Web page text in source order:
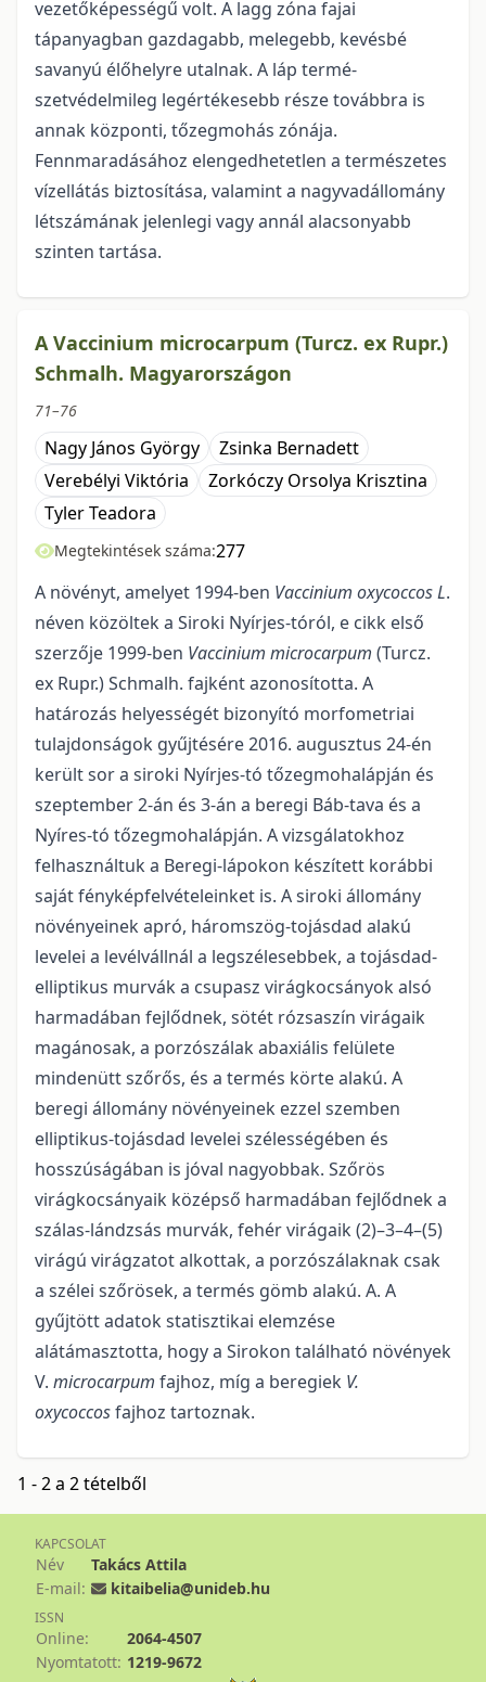
vezetőképességű volt. A lagg zóna fajai
tápanyagban gazdagabb, melegebb, kevésbé
savanyú élőhelyre utalnak. A láp termé­
szetvédelmileg legértékesebb része továbbra is
annak központi, tőzeg­mohás zónája.
Fennmaradásához elengedhetetlen a természetes
vízellátás biztosítása, valamint a nagy­vadállomány
létszámának jelenlegi vagy annál alacsonyabb
szinten tartása.
A Vaccinium microcarpum (Turcz. ex Rupr.)
Schmalh. Magyarországon
71–76
Nagy János György
Zsinka Bernadett
Verebélyi Viktória
Zorkóczy Orsolya Krisztina
Tyler Teadora
Megtekintések száma:277
A növényt, amelyet 1994-ben Vaccinium oxycoccos L.
néven közöltek a Siroki Nyírjes-tóról, e cikk első
szerzője 1999-ben Vaccinium microcarpum (Turcz.
ex Rupr.) Schmalh. fajként azonosította. A
határozás helyességét bizonyító morfometriai
tulajdonságok gyűjtésére 2016. augusztus 24-én
került sor a siroki Nyírjes-tó tőzegmohalápján és
szeptember 2-án és 3-án a beregi Báb-tava és a
Nyíres-tó tőzegmohalápján. A vizsgálatokhoz
felhasználtuk a Beregi-lápokon készített korábbi
saját fényképfelvételeinket is. A siroki állomány
növényeinek apró, háromszög-tojásdad alakú
levelei a levélvállnál a legszélesebbek, a tojásdad-
elliptikus murvák a csupasz virágkocsányok alsó
harmadában fejlődnek, sötét rózsaszín virágaik
magánosak, a porzószálak abaxiális felülete
mindenütt szőrős, és a termés körte alakú. A
beregi állomány növényeinek ezzel szemben
elliptikus-tojásdad levelei szélességében és
hosszúságában is jóval nagyobbak. Szőrös
virágkocsányaik középső harmadában fejlődnek a
szálas-lándzsás murvák, fehér virágaik (2)–3–4–(5)
virágú virágzatot alkottak, a porzószálaknak csak
a szélei szőrösek, a termés gömb alakú. A. A
gyűjtött adatok statisztikai elemzése
alátámasztotta, hogy a Sirokon található növények
V. microcarpum fajhoz, míg a beregiek V.
oxycoccosfajhoz tartoznak.
1 - 2 a 2 tételből
KAPCSOLAT
Név
Takács Attila
E-mail:
kitaibelia@unideb.hu
ISSN
Online:
2064-4507
Nyomtatott: 1219-9672